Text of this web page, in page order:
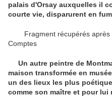
palais d'Orsay auxquelles il
courte vie, disparurent en
Fragment récupérés après
Comptes
Un autre peintre de
maison transformée en
un des lieux les plus
comme son maître et pour